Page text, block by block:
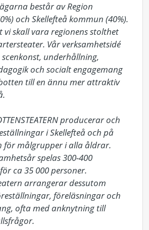
består av Region
och Skellefteå kommun (40%).
vi skall vara regionens stolthet
Vår verksamhetsidé
underhållning,
och socialt engagemang
till en ännu mer attraktiv
i Skellefteå och på
för målgrupper i alla åldrar.
spelas 300-400
ca 35 000 personer.
arrangerar dessutom
föreläsningar och
ofta med anknytning till